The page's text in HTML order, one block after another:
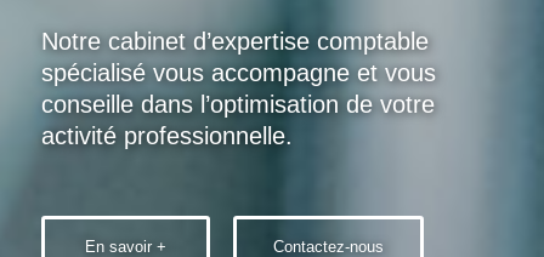
Notre cabinet d’expertise comptable
spécialisé vous accompagne et vous
conseille dans l’optimisation de votre
activité professionnelle.
En savoir + Contactez-nous